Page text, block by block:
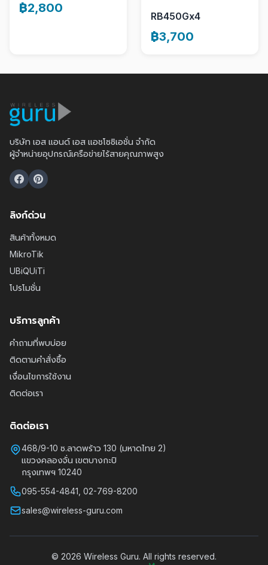
฿2,800
RB450Gx4
฿3,700
บริษัท เอส แอนด์ เอส แอชโซซิเอชั่น จำกัด
ผู้จำหน่ายอุปกรณ์เครือข่ายไร้สายคุณภาพสูง
ลิงก์ด่วน
สินค้าทั้งหมด
MikroTik
UBiQUiTi
โปรโมชั่น
บริการลูกค้า
คำถามที่พบบ่อย
ติดตามคำสั่งซื้อ
เงื่อนไขการใช้งาน
ติดต่อเรา
ติดต่อเรา
468/9-10 ซ.ลาดพร้าว 130 (มหาดไทย 2)
แขวงคลองจั่น เขตบางกะปิ
กรุงเทพฯ 10240
095-554-4841, 02-769-8200
sales@wireless-guru.com
© 2026 Wireless Guru. All rights reserved.